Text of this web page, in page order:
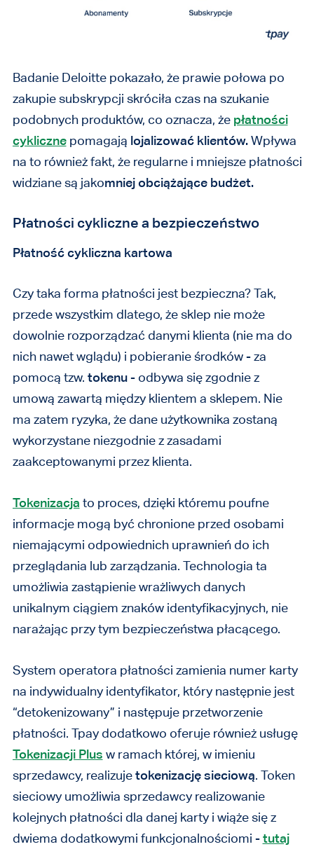
Badanie Deloitte pokazało, że prawie połowa po
zakupie subskrypcji skróciła czas na szukanie
podobnych produktów, co oznacza, że płatności
cyklicznepomagają lojalizować klientów.Wpływa
na to również fakt, że regularne i mniejsze płatności
widziane są jakomniej obciążające budżet.
Płatności cykliczne a bezpieczeństwo
Płatność cykliczna kartowa
Czy taka forma płatności jest bezpieczna? Tak,
przede wszystkim dlatego, że sklep nie może
dowolnie rozporządzać danymi klienta (nie ma do
nich nawet wglądu) i pobieranie środków - za
pomocą tzw. tokenu- odbywa się zgodnie z
umową zawartą między klientem a sklepem. Nie
ma zatem ryzyka, że dane użytkownika zostaną
wykorzystane niezgodnie z zasadami
zaakceptowanymi przez klienta.
Tokenizacja to proces, dzięki któremu poufne
informacje mogą być chronione przed osobami
niemającymi odpowiednich uprawnień do ich
przeglądania lub zarządzania. Technologia ta
umożliwia zastąpienie wrażliwych danych
unikalnym ciągiem znaków identyfikacyjnych, nie
narażając przy tym bezpieczeństwa płacącego.
System operatora płatności zamienia numer karty
na indywidualny identyfikator, który następnie jest
“detokenizowany” i następuje przetworzenie
płatności. Tpay dodatkowo oferuje również usługę
Tokenizacji Plus w ramach której, w imieniu
sprzedawcy, realizujetokenizację sieciową. Token
sieciowy umożliwia sprzedawcy realizowanie
kolejnych płatności dla danej karty i wiąże się z
dwiema dodatkowymi funkcjonalnościomi -tutaj